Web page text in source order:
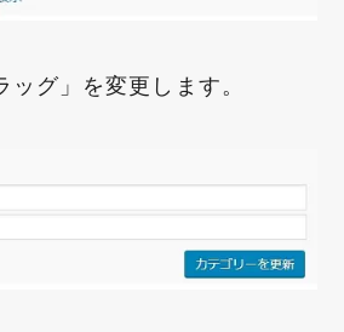
ッグ」を変更します。